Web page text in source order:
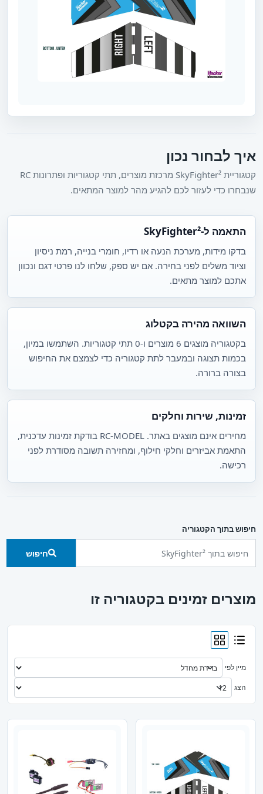
איך לבחור נכון
קטגוריית SkyFighter² מרכזת מוצרים, תתי קטגוריות ופתרונות RC
שנבחרו כדי לעזור לכם להגיע מהר למוצר המתאים.
התאמה ל-SkyFighter²
בדקו מידות, מערכת הנעה או רדיו, חומרי בנייה, רמת ניסיון
וציוד משלים לפני בחירה. אם יש ספק, שלחו לנו פרטי דגם ונכוון
אתכם למוצר מתאים.
השוואה מהירה בקטלוג
בקטגוריה מוצגים 6 מוצרים ו-0 תתי קטגוריות. השתמשו במיון,
בכמות תצוגה ובמעבר לתת קטגוריה כדי לצמצם את החיפוש
בצורה ברורה.
זמינות, שירות וחלקים
מחירים אינם מוצגים באתר. RC-MODEL בודקת זמינות עדכנית,
התאמת אביזרים וחלקי חילוף, ומחזירה תשובה מסודרת לפני
רכישה.
חיפוש בתוך הקטגוריה
חיפוש
מוצרים זמינים בקטגוריה זו
מיין לפי
הצג